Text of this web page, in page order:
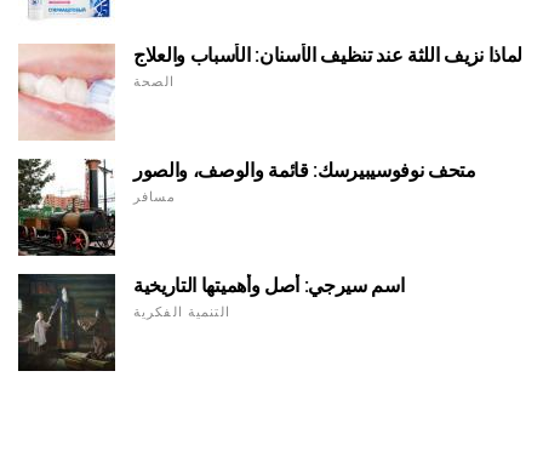
لماذا نزيف اللثة عند تنظيف الأسنان: الأسباب والعلاج
الصحة
متحف نوفوسيبيرسك: قائمة والوصف، والصور
مسافر
اسم سيرجي: أصل وأهميتها التاريخية
التنمية الفكرية